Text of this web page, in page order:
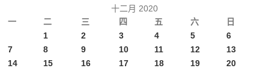
十二月 2020
一
二 三 四 五 六
日
1
2 3 4 5
6
7
8 9 10 11 12
13
14
15 16 17 18 19
20